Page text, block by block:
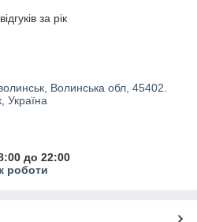
за рік
Волинська обл, 45402.
Україна
до 22:00
роботи